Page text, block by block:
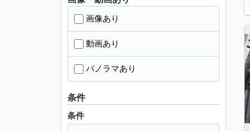
画像あり
動画あり
パノラマあり
条件
条件